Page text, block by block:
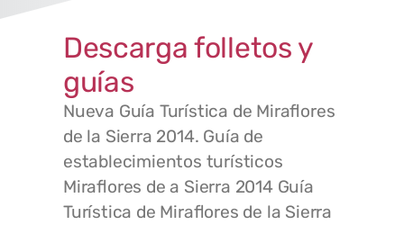
Descarga folletos y
guías
Nueva Guía Turística de Miraflores
de la Sierra 2014. Guía de
establecimientos turísticos
Miraflores de a Sierra 2014 Guía
Turística de Miraflores de la Sierra